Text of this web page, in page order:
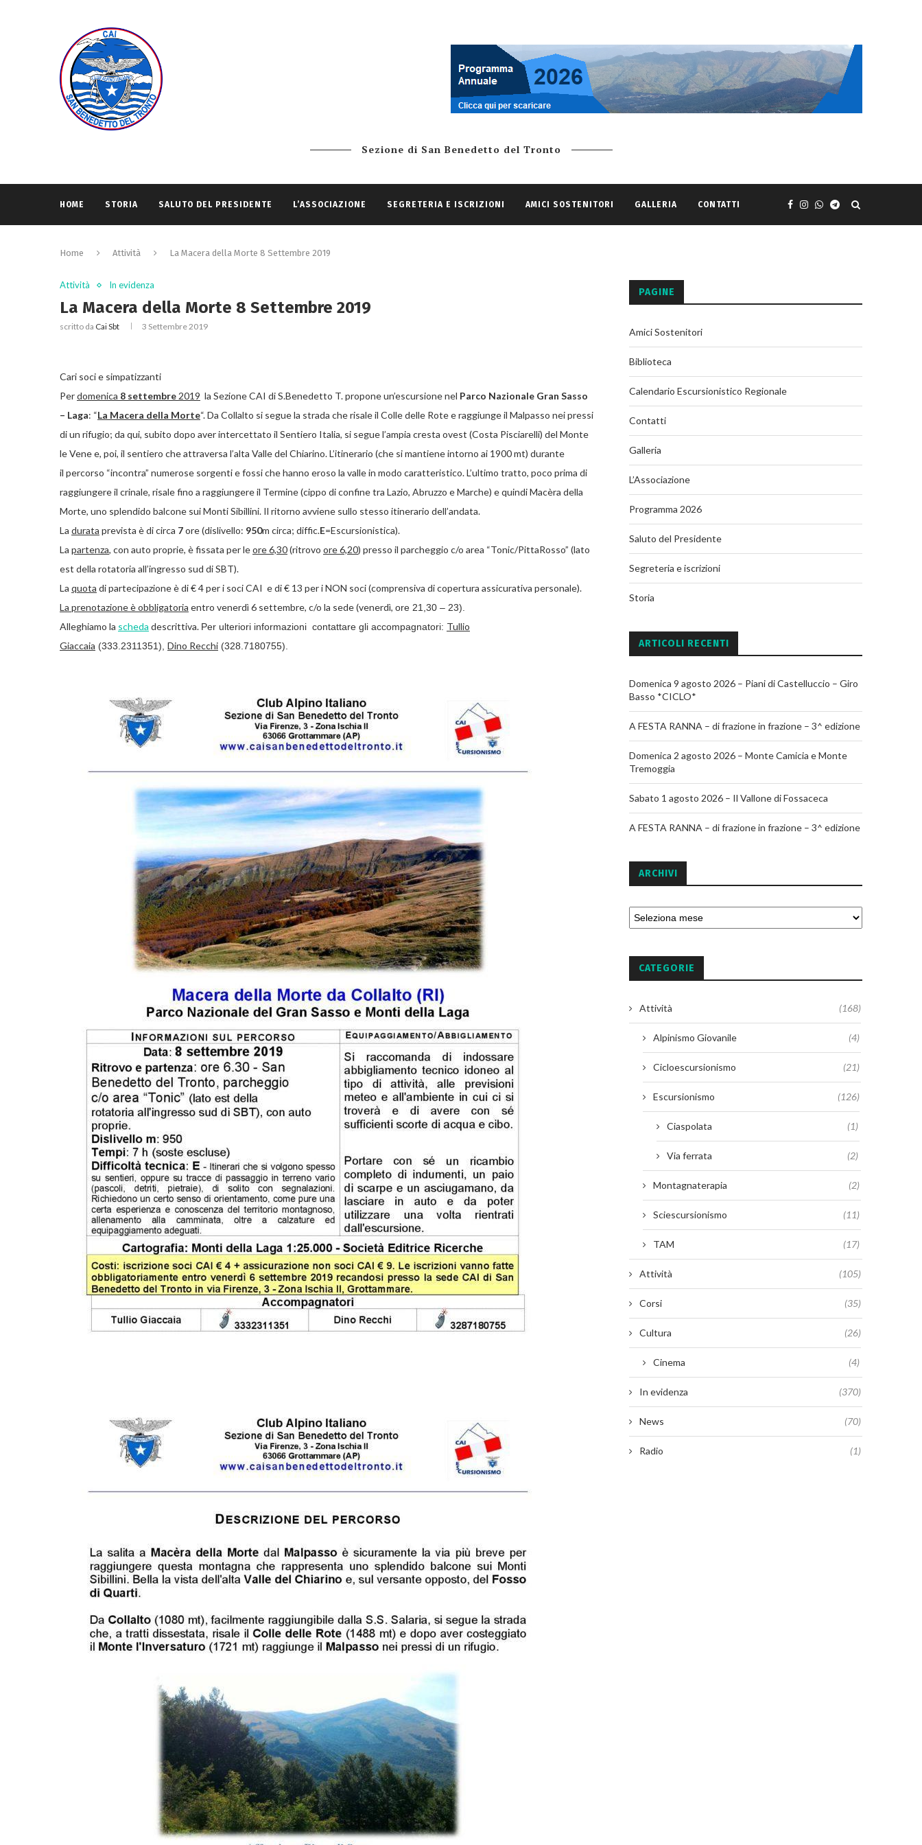
Sezione di San Benedetto del Tronto
HOME STORIA SALUTO DEL PRESIDENTE L’ASSOCIAZIONE SEGRETERIA E ISCRIZIONI AMICI SOSTENITORI GALLERIA CONTATTI
Home Attività La Macera della Morte 8 Settembre 2019
Attività In evidenza
La Macera della Morte 8 Settembre 2019
scritto da Cai Sbt 3 Settembre 2019
Cari soci e simpatizzanti
Perdomenica 8 settembre 2019 la Sezione CAI di S.Benedetto T. propone un’escursione nel Parco Nazionale Gran Sasso
– Laga: “La Macera della Morte“. Da Collalto si segue la strada che risale il Colle delle Rote e raggiunge il Malpasso nei pressi
di un rifugio; da qui, subito dopo aver intercettato il Sentiero Italia, si segue l’ampia cresta ovest (Costa Pisciarelli) del Monte
le Vene e, poi, il sentiero che attraversa l’alta Valle del Chiarino. L’itinerario (che si mantiene intorno ai 1900 mt) durante
il percorso “incontra” numerose sorgenti e fossi che hanno eroso la valle in modo caratteristico. L’ultimo tratto, poco prima di
raggiungere il crinale, risale fino a raggiungere il Termine (cippo di confine tra Lazio, Abruzzo e Marche) e quindi Macèra della
Morte, uno splendido balcone sui Monti Sibillini. Il ritorno avviene sullo stesso itinerario dell’andata.
La durata prevista è di circa 7ore (dislivello: 950m circa; diffic.E=Escursionistica).
La partenza, con auto proprie, è fissata per leore 6,30(ritrovo ore 6,20) presso il parcheggio c/o area “Tonic/PittaRosso” (lato
est della rotatoria all’ingresso sud di SBT).
La quota di partecipazione è di € 4 per i soci CAI e di € 13 per i NON soci (comprensiva di copertura assicurativa personale).
La prenotazione è obbligatoria entro venerdì 6 settembre, c/o la sede(venerdì, ore 21,30 – 23).
Alleghiamo la scheda descrittiva. Per ulteriori informazioni contattare gli accompagnatori: Tullio
Giaccaia (333.2311351), Dino Recchi (328.7180755).
PAGINE
Amici Sostenitori
Biblioteca
Calendario Escursionistico Regionale
Contatti
Galleria
L’Associazione
Programma 2026
Saluto del Presidente
Segreteria e iscrizioni
Storia
ARTICOLI RECENTI
Domenica 9 agosto 2026 – Piani di Castelluccio – Giro
Basso *CICLO*
A FESTA RANNA – di frazione in frazione – 3^ edizione
Domenica 2 agosto 2026 – Monte Camicia e Monte
Tremoggia
Sabato 1 agosto 2026 – Il Vallone di Fossaceca
A FESTA RANNA – di frazione in frazione – 3^ edizione
ARCHIVI
CATEGORIE
Attività (168)
Alpinismo Giovanile (4)
Cicloescursionismo (21)
Escursionismo (126)
Ciaspolata (1)
Via ferrata (2)
Montagnaterapia (2)
Sciescursionismo (11)
TAM (17)
Attività (105)
Corsi (35)
Cultura (26)
Cinema (4)
In evidenza (370)
News (70)
Radio (1)